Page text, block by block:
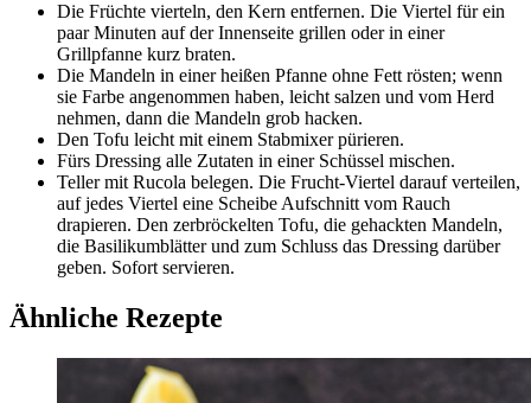
Die Früchte vierteln, den Kern entfernen. Die Viertel für ein
paar Minuten auf der Innenseite grillen oder in einer
Grillpfanne kurz braten.
Die Mandeln in einer heißen Pfanne ohne Fett rösten; wenn
sie Farbe angenommen haben, leicht salzen und vom Herd
nehmen, dann die Mandeln grob hacken.
Den Tofu leicht mit einem Stabmixer pürieren.
Fürs Dressing alle Zutaten in einer Schüssel mischen.
Teller mit Rucola belegen. Die Frucht-Viertel darauf verteilen,
auf jedes Viertel eine Scheibe Aufschnitt vom Rauch
drapieren. Den zerbröckelten Tofu, die gehackten Mandeln,
die Basilikumblätter und zum Schluss das Dressing darüber
geben. Sofort servieren.
Ähnliche Rezepte